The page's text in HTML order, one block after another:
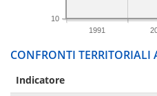
1991
10
CONFRONTI TERRITORIALI
Indicatore